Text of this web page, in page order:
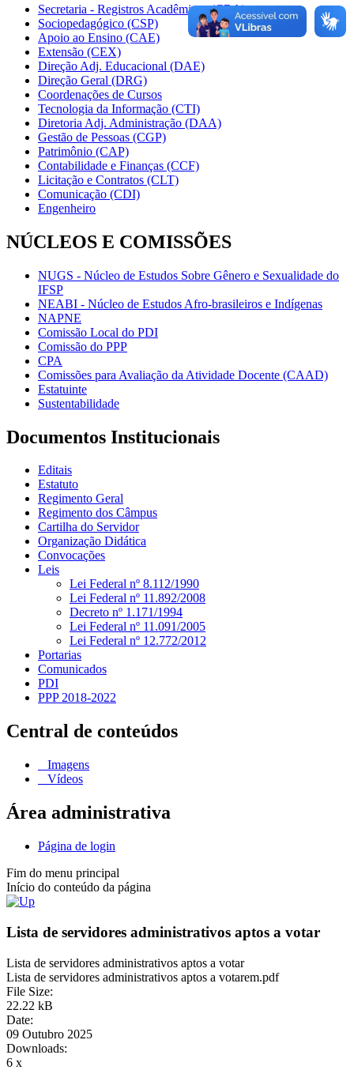
Secretaria - Registros Acadêmicos (CRA)
Sociopedagógico (CSP)
Apoio ao Ensino (CAE)
Extensão (CEX)
Direção Adj. Educacional (DAE)
Direção Geral (DRG)
Coordenações de Cursos
Tecnologia da Informação (CTI)
Diretoria Adj. Administração (DAA)
Gestão de Pessoas (CGP)
Patrimônio (CAP)
Contabilidade e Finanças (CCF)
Licitação e Contratos (CLT)
Comunicação (CDI)
Engenheiro
NÚCLEOS E COMISSÕES
NUGS - Núcleo de Estudos Sobre Gênero e Sexualidade do
IFSP
NEABI - Núcleo de Estudos Afro-brasileiros e Indígenas
NAPNE
Comissão Local do PDI
Comissão do PPP
CPA
Comissões para Avaliação da Atividade Docente (CAAD)
Estatuinte
Sustentabilidade
Documentos Institucionais
Editais
Estatuto
Regimento Geral
Regimento dos Câmpus
Cartilha do Servidor
Organização Didática
Convocações
Leis
Lei Federal nº 8.112/1990
Lei Federal nº 11.892/2008
Decreto nº 1.171/1994
Lei Federal nº 11.091/2005
Lei Federal nº 12.772/2012
Portarias
Comunicados
PDI
PPP 2018-2022
Central de conteúdos
Imagens
Vídeos
Área administrativa
Página de login
Fim do menu principal
Início do conteúdo da página
Lista de servidores administrativos aptos a votar
Lista de servidores administrativos aptos a votar
Lista de servidores administrativos aptos a votarem.pdf
File Size:
22.22 kB
Date:
09 Outubro 2025
Downloads:
6 x